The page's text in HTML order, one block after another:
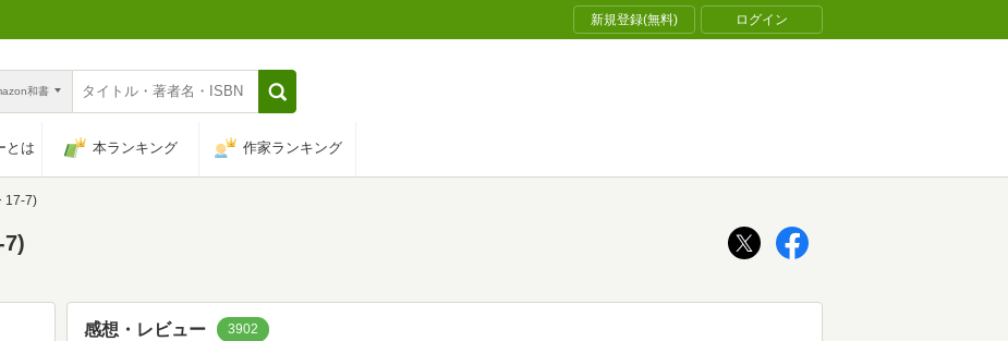
新規登録(無料) ログイン
和書
とは 本ランキング 作家ランキング
17-7)
7)
感想・レビュー 3902